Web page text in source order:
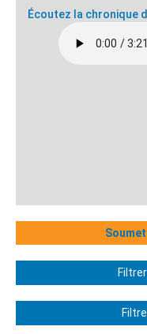
Écoutez la chronique